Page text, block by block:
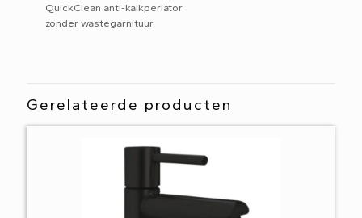
QuickClean anti-kalkperlator
zonder wastegarnituur
Gerelateerde producten